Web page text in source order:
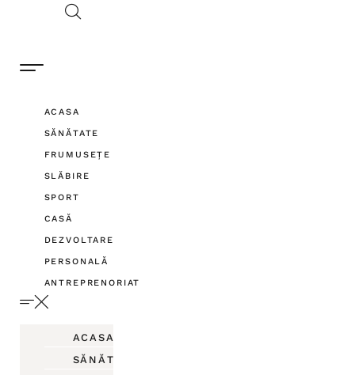
ACASA
SĂNĂTATE
FRUMUSEȚE
SLĂBIRE
SPORT
CASĂ
DEZVOLTARE
PERSONALĂ
ANTREPRENORIAT
ACASA
SĂNĂTATE